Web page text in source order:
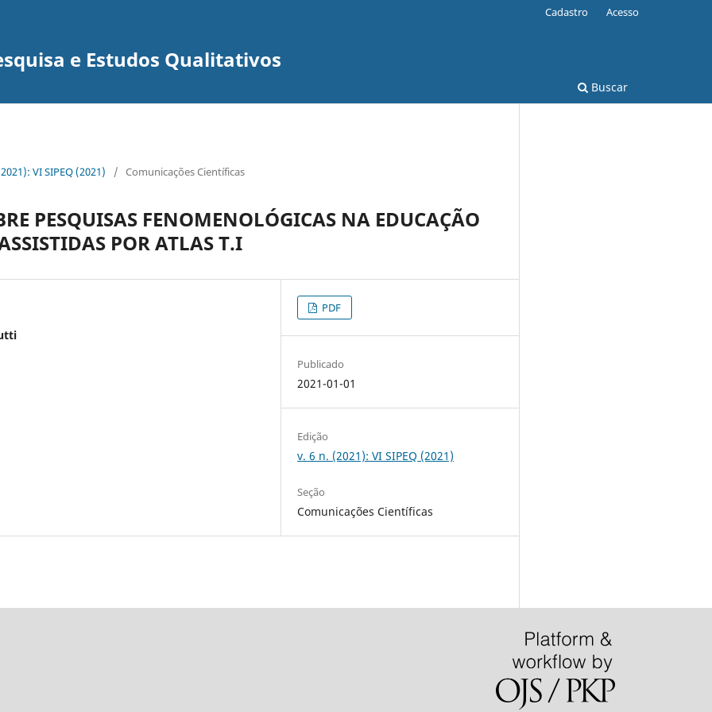
e Estudos Qualitativos
Buscar
Cadastro Acesso
VI SIPEQ (2021) / Comunicações Científicas
PESQUISAS FENOMENOLÓGICAS NA EDUCAÇÃO
POR ATLAS T.I
PDF
Publicado
2021-01-01
Edição
v. 6 n. (2021): VI SIPEQ (2021)
Seção
Comunicações Científicas